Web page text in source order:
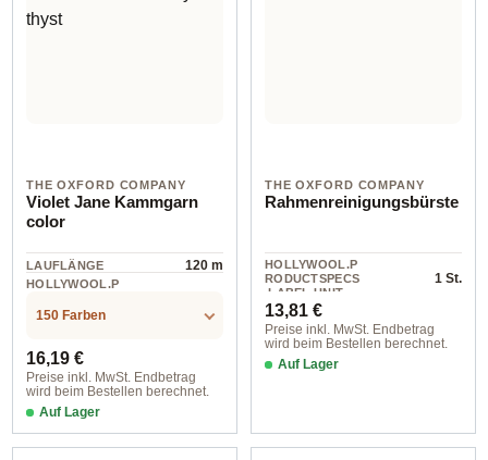
THE OXFORD COMPANY
Violet Jane Kammgarn
color
LAUFLÄNGE 120 m
HOLLYWOOL.P
.LABEL.MATERI
150 Farben
Regulärer Preis:
16,19 €
Preise inkl. MwSt. Endbetrag
wird beim Bestellen berechnet.
Auf Lager
Farbe Barbara Rose
THE OXFORD COMPANY
Rahmenreinigungsbürste
HOLLYWOOL.P
RODUCTSPECS
.LABEL.UNIT
1 St.
Regulärer Preis:
13,81 €
Preise inkl. MwSt. Endbetrag
wird beim Bestellen berechnet.
Auf Lager